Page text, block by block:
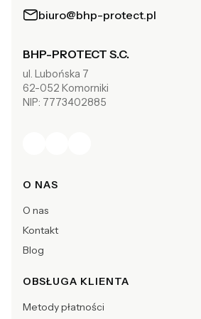
biuro@bhp-protect.pl
BHP-PROTECT S.C.
ul. Lubońska 7
62-052 Komorniki
NIP: 7773402885
Linki w stopce
O NAS
O nas
Kontakt
Blog
OBSŁUGA KLIENTA
Metody płatności